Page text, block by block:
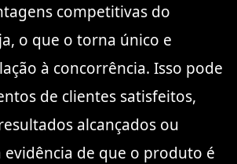
competitivas do
o que o torna único e
à concorrência. Isso pode
de clientes satisfeitos,
alcançados ou
de que o produto é